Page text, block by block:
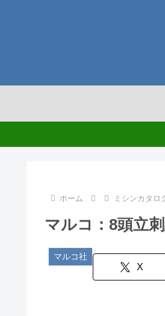
ホーム ミシンカタロ
マルコ：8頭立
マルコ社
X